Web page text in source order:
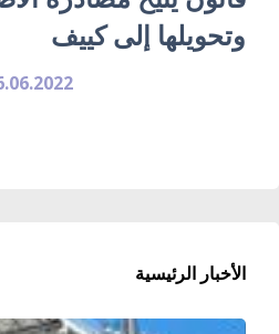
وتحويلها إلى كييف
الأخبار الرئيسية